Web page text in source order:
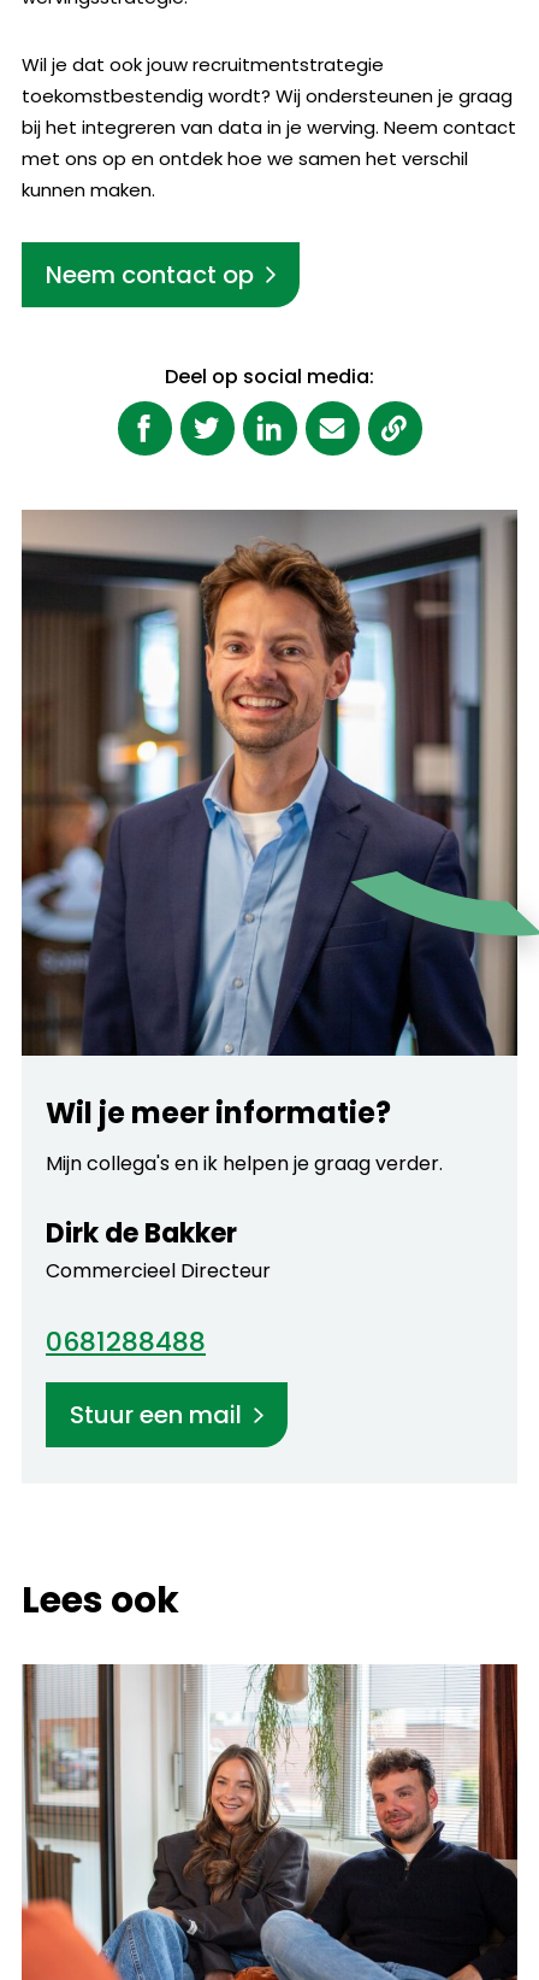
Wil je dat ook jouw recruitmentstrategie
toekomstbestendig wordt? Wij ondersteunen je graag
bij het integreren van data in je werving. Neem contact
met ons op en ontdek hoe we samen het verschil
kunnen maken.
Neem contact op
Deel op social media:
Wil je meer informatie?
Mijn collega's en ik helpen je graag verder.
Dirk de Bakker
Commercieel Directeur
0681288488
Stuur een mail
Lees ook